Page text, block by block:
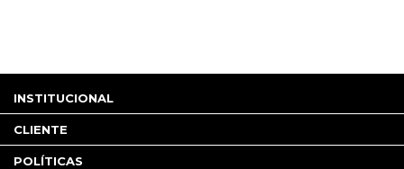
INSTITUCIONAL
CLIENTE
POLÍTICAS